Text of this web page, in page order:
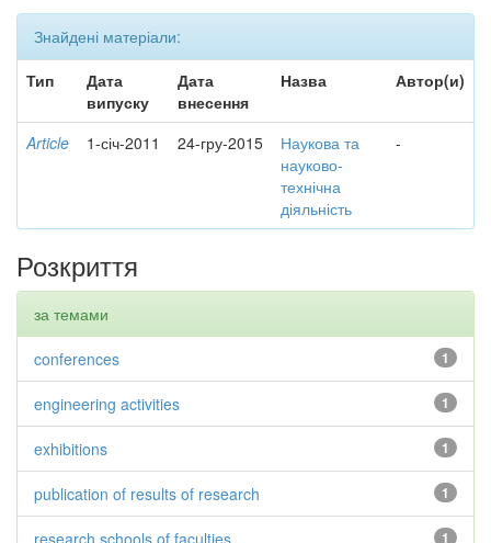
Знайдені матеріали:
Тип
Дата
випуску
Дата
внесення
Назва Автор(и)
Article 1-січ-2011 24-гру-2015
Наукова та
науково-
технічна
діяльність
-
Розкриття
за темами
1
conferences
1
engineering activities
1
exhibitions
1
publication of results of research
1
research schools of faculties